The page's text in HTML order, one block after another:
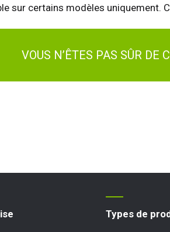
sur certains modèles uniquement.
VOUS N’ÊTES PAS SÛR DE
Types de